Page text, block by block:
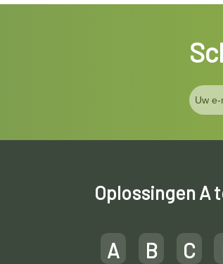
Oplossingen A
A B C